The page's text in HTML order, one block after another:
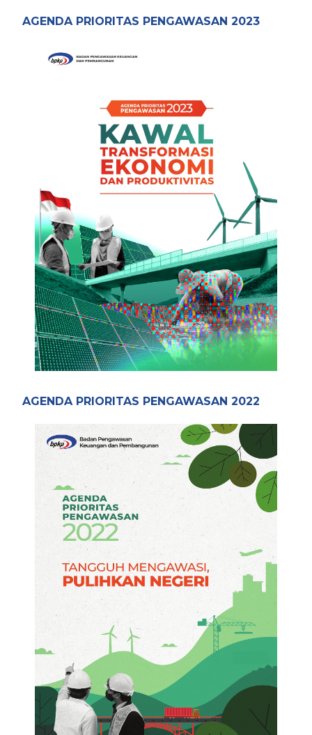
AGENDA PRIORITAS PENGAWASAN 2023
AGENDA PRIORITAS PENGAWASAN 2022